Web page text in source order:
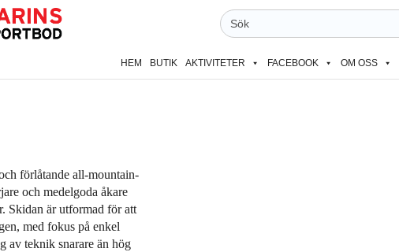
Sök
efter:
HEM BUTIK AKTIVITETER FACEBOOK OM OSS
förlåtande all-mountain-
och medelgoda åkare
Skidan är utformad för att
med fokus på enkel
av teknik snarare än hög